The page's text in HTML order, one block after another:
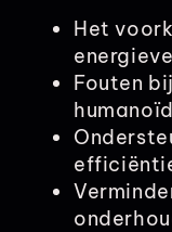
Het
Fouten